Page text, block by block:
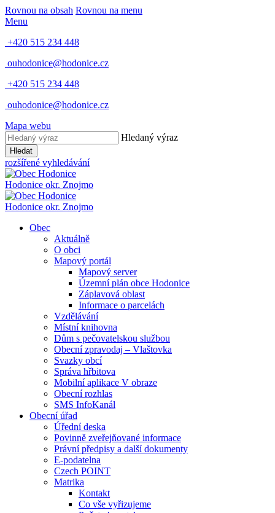
Rovnou na obsah Rovnou na menu
Menu
+420 515 234 448
ouhodonice@hodonice.cz
+420 515 234 448
ouhodonice@hodonice.cz
Mapa webu
Hledaný výraz
Hledat
rozšířené vyhledávání
Hodonice okr. Znojmo
Hodonice okr. Znojmo
Obec
Aktuálně
O obci
Mapový portál
Mapový server
Územní plán obce Hodonice
Záplavová oblast
Informace o parcelách
Vzdělávání
Místní knihovna
Dům s pečovatelskou službou
Obecní zpravodaj – Vlaštovka
Svazky obcí
Správa hřbitova
Mobilní aplikace V obraze
Obecní rozhlas
SMS InfoKanál
Obecní úřad
Úřední deska
Povinně zveřejňované informace
Právní předpisy a další dokumenty
E-podatelna
Czech POINT
Matrika
Kontakt
Co vše vyřizujeme